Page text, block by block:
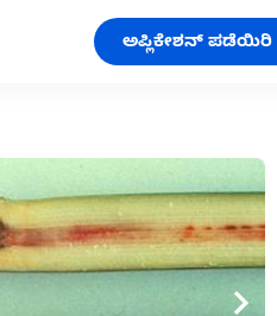
ಅಪ್ಲಿಕೇಶನ್ ಪಡೆಯಿರಿ